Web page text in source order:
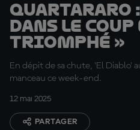
Quartararo
dans le
triomphé »
En dépit de sa chute, 'El Diablo'
manceau ce week-end.
12 mai 2025
PARTAGER